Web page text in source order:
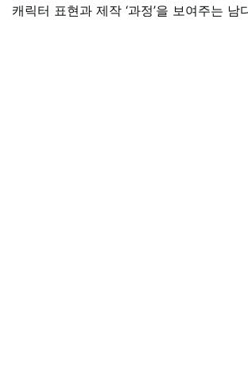
캐릭터 표현과 제작 ‘과정’을 보여주는 남